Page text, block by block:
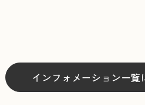
インフォメーション一覧